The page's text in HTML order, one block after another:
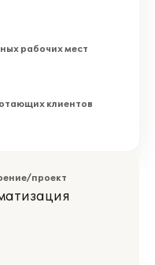
рабочих мест
клиентов
проект